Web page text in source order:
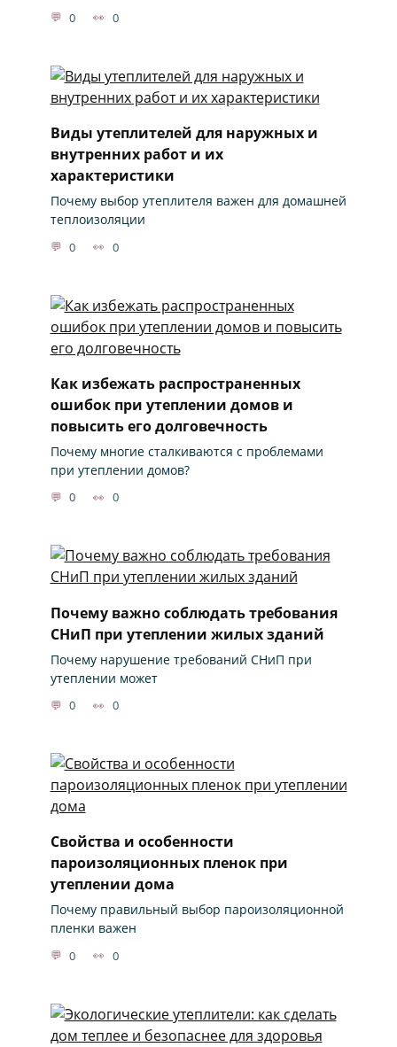
0 0
Виды утеплителей для наружных и
внутренних работ и их
характеристики
Почему выбор утеплителя важен для домашней
теплоизоляции
0 0
Как избежать распространенных
ошибок при утеплении домов и
повысить его долговечность
Почему многие сталкиваются с проблемами
при утеплении домов?
0 0
Почему важно соблюдать требования
СНиП при утеплении жилых зданий
Почему нарушение требований СНиП при
утеплении может
0 0
Свойства и особенности
пароизоляционных пленок при
утеплении дома
Почему правильный выбор пароизоляционной
пленки важен
0 0